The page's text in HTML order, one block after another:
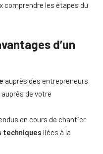
comprendre les étapes du
d’un
auprès des entrepreneurs.
auprès de votre
en cours de chantier.
techniques liées à la